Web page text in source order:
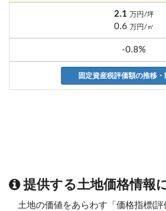
2.1 万円/坪
0.6 万円/㎡
-0.8%
固定資産税評価額の推移
提供する土地価格情報
土地の価値をあらわす「価格指標(